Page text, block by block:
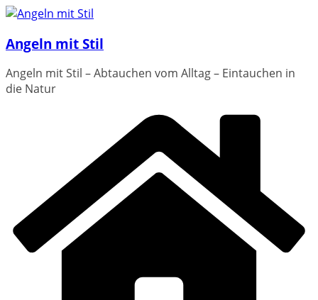
Zum
springen
Angeln mit Stil
Angeln mit Stil – Abtauchen vom Alltag – Eintauchen in
die Natur